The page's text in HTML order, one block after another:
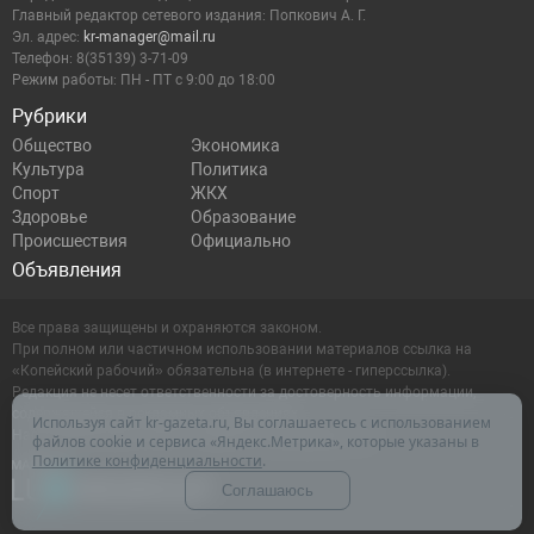
Рубрики
Общество
Экономика
Культура
Политика
Спорт
ЖКХ
Здоровье
Образование
Происшествия
Официально
Объявления
Главный редактор сетевого издания: Попкович А. Г.
Эл. адрес: kr-manager@mail.ru
Телефон: 8(35139) 3-71-09
Режим работы: ПН - ПТ с 9:00 до 18:00
Все права защищены и охраняются законом.
При полном или частичном использовании материалов ссылка на
«Копейский рабочий» обязательна (в интернете - гиперссылка).
Редакция не несет ответственности за достоверность информации,
содержащейся в рекламных объявлениях.
Настоящий ресурс может содержать материалы 16+
Используя сайт kr-gazeta.ru, Вы соглашаетесь с использованием
файлов cookie и сервиса «Яндекс.Метрика», которые указаны в
Политике конфиденциальности.
Соглашаюсь